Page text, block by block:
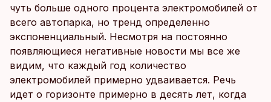
чуть больше одного процента электромобилей от
всего автопарка, но тренд определенно
экспоненциальный. Несмотря на постоянно
появляющиеся негативные новости мы все же
видим, что каждый год количество
электромобилей примерно удваивается. Речь
идет о горизонте примерно в десять лет, когда